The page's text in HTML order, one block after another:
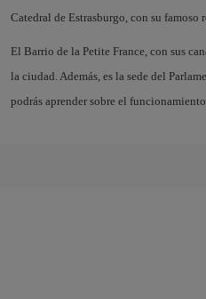
Catedral de Estrasburgo, con su famoso
El Barrio de la Petite France, con sus
la ciudad. Además, es la sede del
podrás aprender sobre el